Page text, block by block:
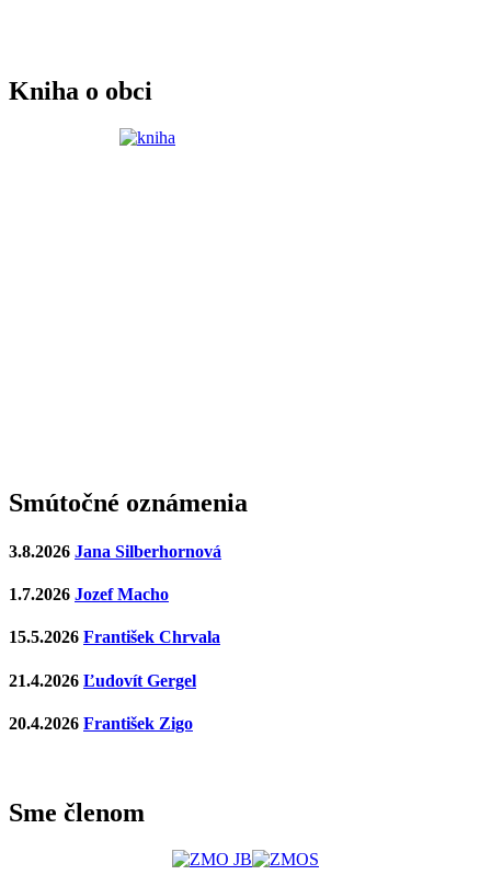
Kniha o obci
Smútočné oznámenia
3.8.2026 Jana Silberhornová
1.7.2026 Jozef Macho
15.5.2026 František Chrvala
21.4.2026 Ľudovít Gergel
20.4.2026 František Zigo
Sme členom